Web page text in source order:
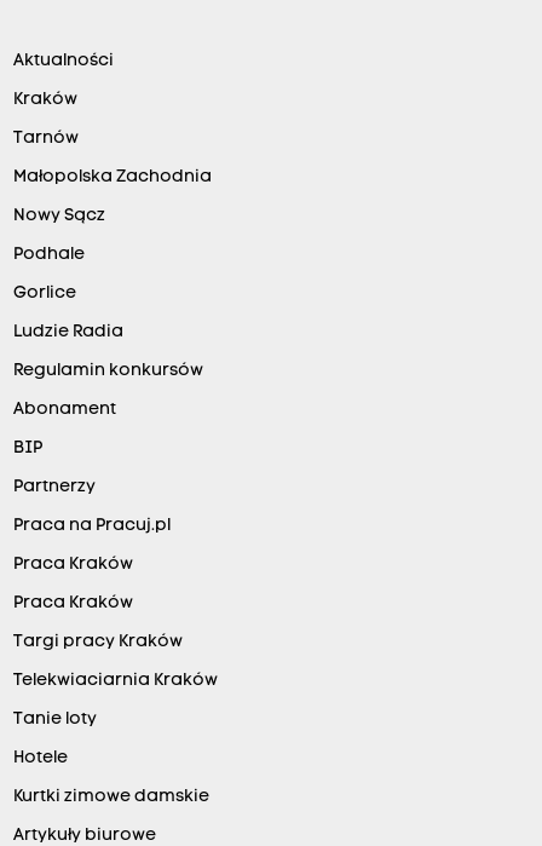
Aktualności
Kraków
Tarnów
Małopolska Zachodnia
Nowy Sącz
Podhale
Gorlice
Ludzie Radia
Regulamin konkursów
Abonament
BIP
Partnerzy
Praca na Pracuj.pl
Praca Kraków
Praca Kraków
Targi pracy Kraków
Telekwiaciarnia Kraków
Tanie loty
Hotele
Kurtki zimowe damskie
Artykuły biurowe